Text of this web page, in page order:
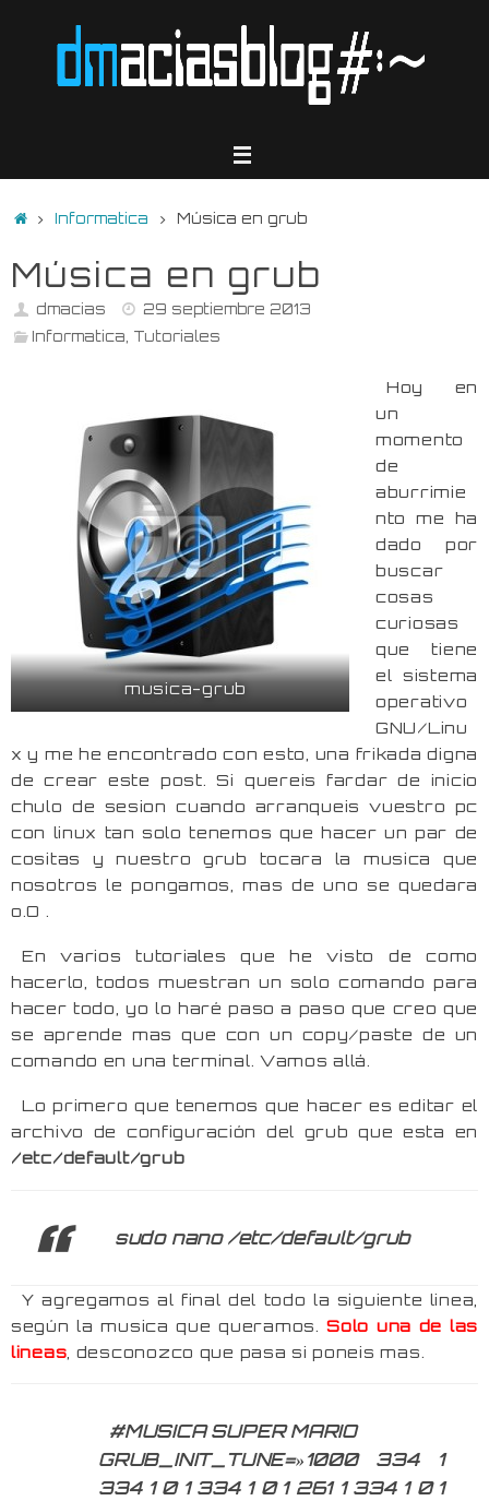
InicioInformatica Música en grub
Música en grub
dmacias
29 septiembre 2013
Informatica Tutoriales
musica-grub
Hoy en
un
momento
de
aburrimie
nto me ha
dado por
buscar
cosas
curiosas
que tiene
el sistema
operativo
GNU/Linu
x y me he encontrado con esto, una frikada digna
de crear este post. Si quereis fardar de inicio
chulo de sesion cuando arranqueis vuestro pc
con linux tan solo tenemos que hacer un par de
cositas y nuestro grub tocara la musica que
nosotros le pongamos, mas de uno se quedara
o.O .
En varios tutoriales que he visto de como
hacerlo, todos muestran un solo comando para
hacer todo, yo lo haré paso a paso que creo que
se aprende mas que con un copy/paste de un
comando en una terminal. Vamos allá.
Lo primero que tenemos que hacer es editar el
archivo de configuración del grub que esta en
/etc/default/grub
sudo nano /etc/default/grub
Y agregamos al final del todo la siguiente linea,
según la musica que queramos. Solo una de las
lineas , desconozco que pasa si poneis mas.
#MUSICA SUPER MARIO
GRUB_INIT_TUNE=»1000 334 1
334 1 0 1 334 1 0 1 261 1 334 1 0 1